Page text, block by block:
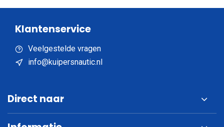
Klantenservice
Veelgestelde vragen
info@kuipersnautic.nl
Direct naar